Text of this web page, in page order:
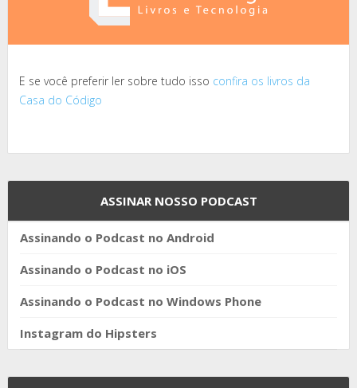
E se você preferir ler sobre tudo isso confira os livros da
Casa do Código
ASSINAR NOSSO PODCAST
Assinando o Podcast no Android
Assinando o Podcast no iOS
Assinando o Podcast no Windows Phone
Instagram do Hipsters